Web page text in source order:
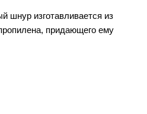
шнур изготавливается из
придающего ему